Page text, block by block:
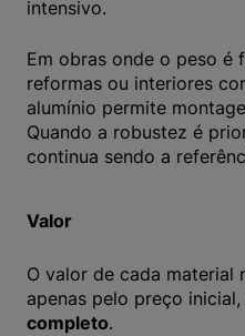
intensivo.
Em obras onde o peso
reformas ou interiores
alumínio permite
Quando a robustez é
continua sendo a
Valor
O valor de cada material
apenas pelo preço
completo.